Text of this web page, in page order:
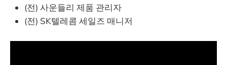
(전) 사운들리 제품 관리자
(전) SK텔레콤 세일즈 매니저